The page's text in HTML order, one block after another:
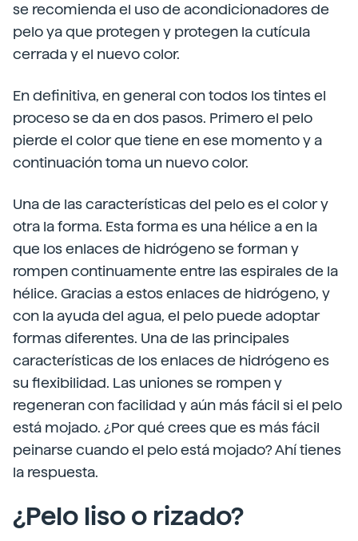
se recomienda el uso de acondicionadores de
pelo ya que protegen y protegen la cutícula
cerrada y el nuevo color.
En definitiva, en general con todos los tintes el
proceso se da en dos pasos. Primero el pelo
pierde el color que tiene en ese momento y a
continuación toma un nuevo color.
Una de las características del pelo es el color y
otra la forma. Esta forma es una hélice a en la
que los enlaces de hidrógeno se forman y
rompen continuamente entre las espirales de la
hélice. Gracias a estos enlaces de hidrógeno, y
con la ayuda del agua, el pelo puede adoptar
formas diferentes. Una de las principales
características de los enlaces de hidrógeno es
su flexibilidad. Las uniones se rompen y
regeneran con facilidad y aún más fácil si el pelo
está mojado. ¿Por qué crees que es más fácil
peinarse cuando el pelo está mojado? Ahí tienes
la respuesta.
¿Pelo liso o rizado?